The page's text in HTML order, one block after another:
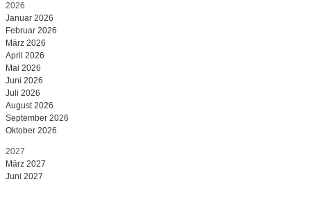
2026
Januar 2026
Februar 2026
März 2026
April 2026
Mai 2026
Juni 2026
Juli 2026
August 2026
September 2026
Oktober 2026
2027
März 2027
Juni 2027